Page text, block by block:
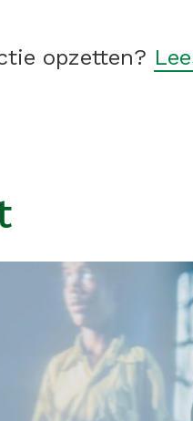
opzetten?